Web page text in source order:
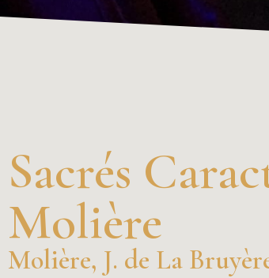
Sacrés
Molière
Molière, J. de La